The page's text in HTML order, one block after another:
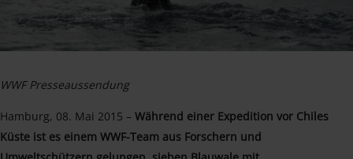
WWF Presseaussendung
Hamburg, 08. Mai 2015 – Während einer Expedition vor Chiles
Küste ist es einem WWF-Team aus Forschern und